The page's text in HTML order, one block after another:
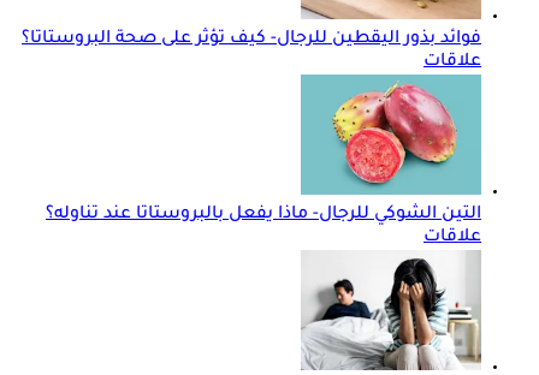
فوائد بذور اليقطين للرجال- كيف تؤثر على صحة البروستاتا؟
علاقات
التين الشوكي للرجال- ماذا يفعل بالبروستاتا عند تناوله؟
علاقات